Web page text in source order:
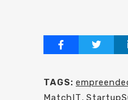
TAGS:
MatchIT,